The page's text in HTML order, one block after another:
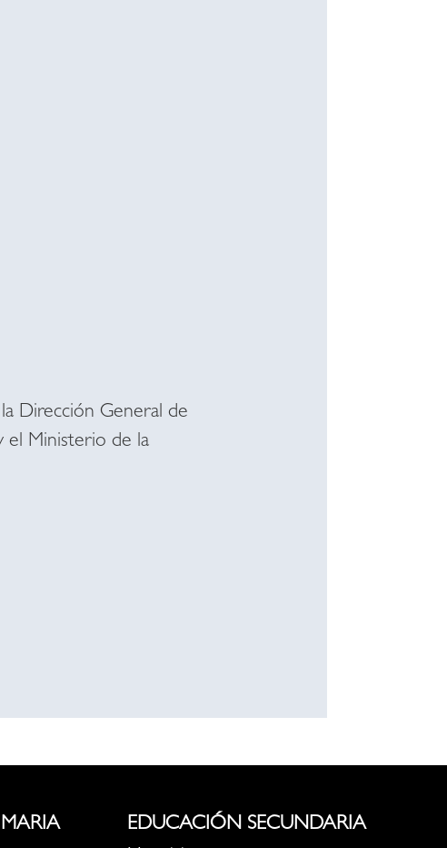
Dirección General de
el Ministerio de la
EDUCACIÓN SECUNDARIA